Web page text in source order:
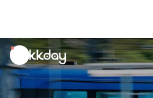
unread
notifications